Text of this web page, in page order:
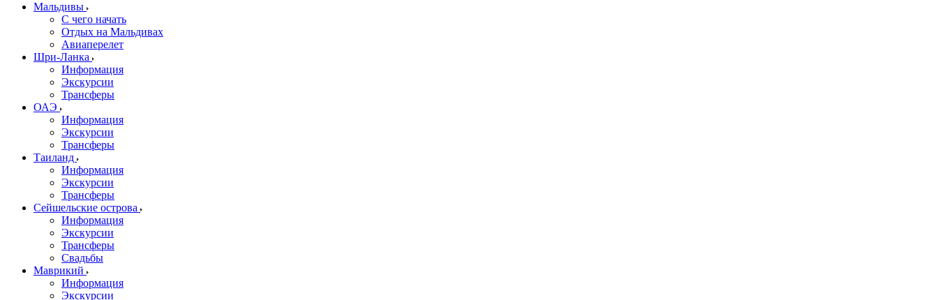
Мальдивы
С чего начать
Отдых на Мальдивах
Авиаперелет
Шри-Ланка
Информация
Экскурсии
Трансферы
ОАЭ
Информация
Экскурсии
Трансферы
Таиланд
Информация
Экскурсии
Трансферы
Сейшельские острова
Информация
Экскурсии
Трансферы
Свадьбы
Маврикий
Информация
Экскурсии